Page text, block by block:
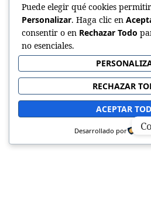
Puede elegir qué cookies
Personalizar. Haga clic en
consentir o en Rechazar Todo
no esenciales.
RECHAZAR
ACEPTAR
Desarrollado por